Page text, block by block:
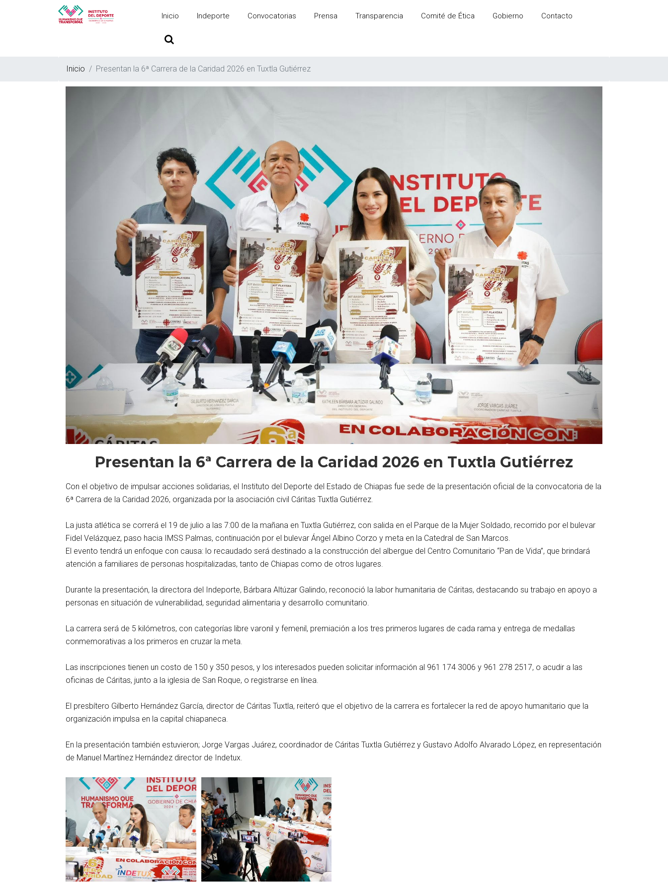
Inicio Indeporte Convocatorias Prensa Transparencia Comité de Ética Gobierno Contacto
Inicio Presentan la 6ª Carrera de la Caridad 2026 en Tuxtla Gutiérrez
Presentan la 6ª Carrera de la Caridad 2026 en Tuxtla Gutiérrez
Con el objetivo de impulsar acciones solidarias, el Instituto del Deporte del Estado de Chiapas fue sede de la presentación oficial de la convocatoria de la
6ª Carrera de la Caridad 2026, organizada por la asociación civil Cáritas Tuxtla Gutiérrez.
La justa atlética se correrá el 19 de julio a las 7:00 de la mañana en Tuxtla Gutiérrez, con salida en el Parque de la Mujer Soldado, recorrido por el bulevar
Fidel Velázquez, paso hacia IMSS Palmas, continuación por el bulevar Ángel Albino Corzo y meta en la Catedral de San Marcos.
El evento tendrá un enfoque con causa: lo recaudado será destinado a la construcción del albergue del Centro Comunitario “Pan de Vida”, que brindará
atención a familiares de personas hospitalizadas, tanto de Chiapas como de otros lugares.
Durante la presentación, la directora del Indeporte, Bárbara Altúzar Galindo, reconoció la labor humanitaria de Cáritas, destacando su trabajo en apoyo a
personas en situación de vulnerabilidad, seguridad alimentaria y desarrollo comunitario.
La carrera será de 5 kilómetros, con categorías libre varonil y femenil, premiación a los tres primeros lugares de cada rama y entrega de medallas
conmemorativas a los primeros en cruzar la meta.
Las inscripciones tienen un costo de 150 y 350 pesos, y los interesados pueden solicitar información al 961 174 3006 y 961 278 2517, o acudir a las
oficinas de Cáritas, junto a la iglesia de San Roque, o registrarse en línea.
El presbítero Gilberto Hernández García, director de Cáritas Tuxtla, reiteró que el objetivo de la carrera es fortalecer la red de apoyo humanitario que la
organización impulsa en la capital chiapaneca.
En la presentación también estuvieron; Jorge Vargas Juárez, coordinador de Cáritas Tuxtla Gutiérrez y Gustavo Adolfo Alvarado López, en representación
de Manuel Martínez Hernández director de Indetux.